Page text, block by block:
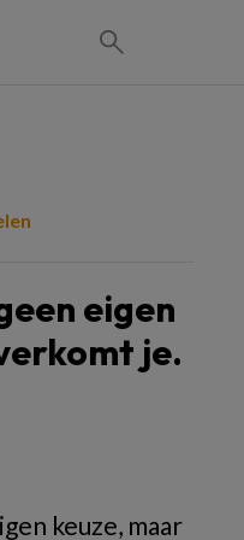
eigen
je.
keuze, maar